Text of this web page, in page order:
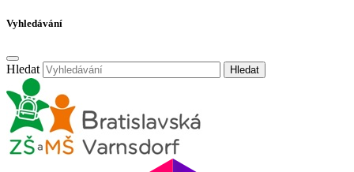
Vyhledávání
Hledat Hledat